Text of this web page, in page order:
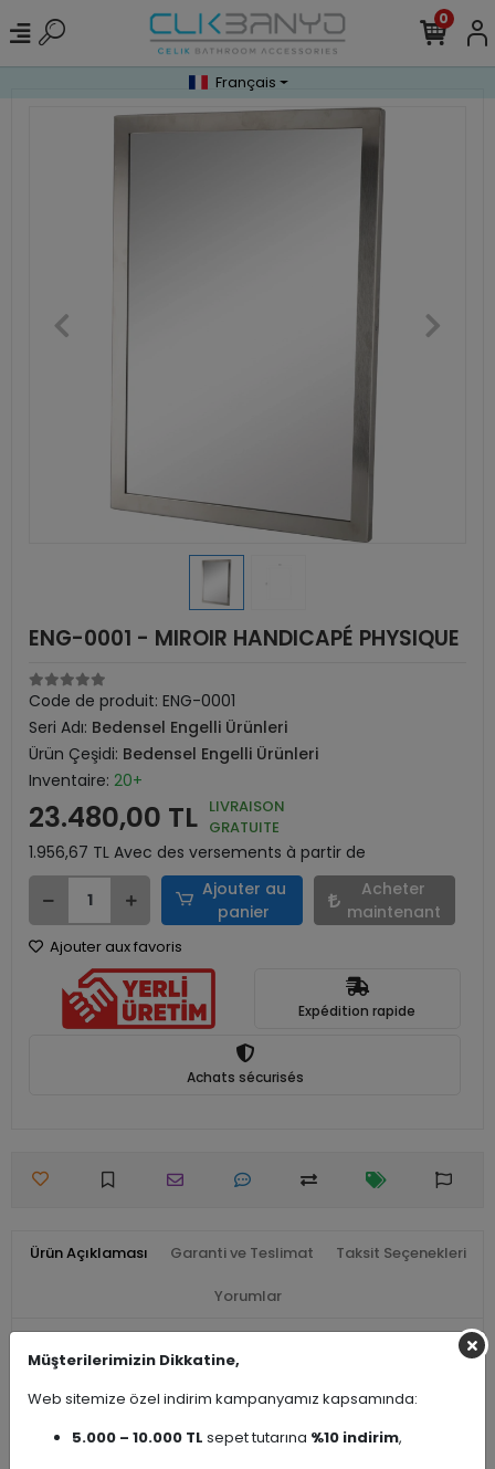
0
Français
ENG-0001 - MIROIR HANDICAPÉ PHYSIQUE
Code de produit: ENG-0001
Seri Adı: Bedensel Engelli Ürünleri
Ürün Çeşidi: Bedensel Engelli Ürünleri
Inventaire: 20+
23.480,00 TL LIVRAISON
GRATUITE
1.956,67 TL Avec des versements à partir de
Ajouter au
panier
Acheter
maintenant
Ajouter aux favoris
Expédition rapide
Achats sécurisés
Ürün Açıklaması Garanti ve Teslimat Taksit Seçenekleri
Yorumlar
Seri Adı Bedensel Engelli Ürünleri
Müşterilerimizin Dikkatine,
Web sitemize özel indirim kampanyamız kapsamında:
5.000 – 10.000 TL sepet tutarına %10 indirim,